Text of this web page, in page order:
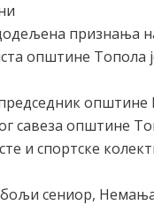
признања
општине Топола
савеза општине
и спортске
сениор,